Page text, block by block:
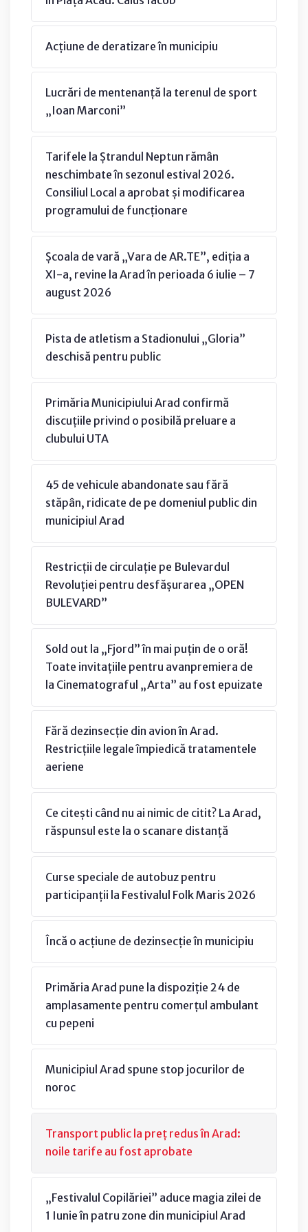
Acțiune de deratizare în municipiu
Lucrări de mentenanță la terenul de sport
„Ioan Marconi”
Tarifele la Ștrandul Neptun rămân
neschimbate în sezonul estival 2026.
Consiliul Local a aprobat și modificarea
programului de funcționare
Școala de vară „Vara de AR.TE”, ediția a
XI-a, revine la Arad în perioada 6 iulie – 7
august 2026
Pista de atletism a Stadionului „Gloria”
deschisă pentru public
Primăria Municipiului Arad confirmă
discuțiile privind o posibilă preluare a
clubului UTA
45 de vehicule abandonate sau fără
stăpân, ridicate de pe domeniul public din
municipiul Arad
Restricții de circulație pe Bulevardul
Revoluției pentru desfășurarea „OPEN
BULEVARD”
Sold out la „Fjord” în mai puțin de o oră!
Toate invitațiile pentru avanpremiera de
la Cinematograful „Arta” au fost epuizate
Fără dezinsecție din avion în Arad.
Restricțiile legale împiedică tratamentele
aeriene
Ce citești când nu ai nimic de citit? La Arad,
răspunsul este la o scanare distanță
Curse speciale de autobuz pentru
participanții la Festivalul Folk Maris 2026
Încă o acțiune de dezinsecție în municipiu
Primăria Arad pune la dispoziție 24 de
amplasamente pentru comerțul ambulant
cu pepeni
Municipiul Arad spune stop jocurilor de
noroc
Transport public la preț redus în Arad:
noile tarife au fost aprobate
„Festivalul Copilăriei” aduce magia zilei de
1 Iunie în patru zone din municipiul Arad